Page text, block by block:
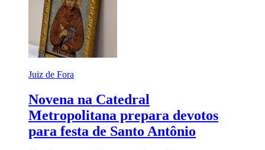
Juiz de Fora
Novena na Catedral
Metropolitana prepara devotos
para festa de Santo Antônio